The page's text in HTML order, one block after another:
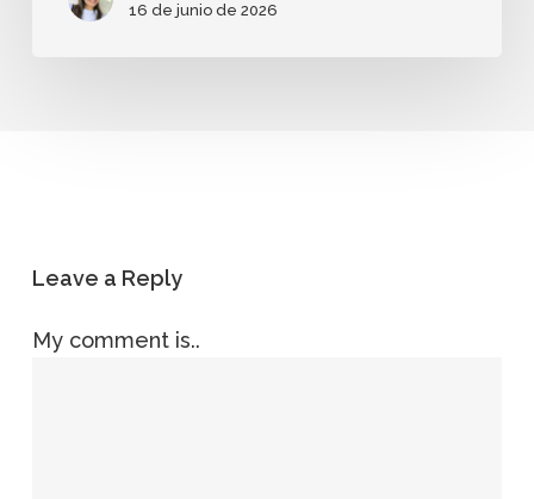
16 de junio de 2026
Leave a Reply
My comment is..